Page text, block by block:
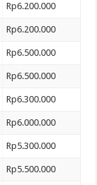
Rp6.200.000
Rp6.200.000
Rp6.500.000
Rp6.500.000
Rp6.300.000
Rp6.000.000
Rp5.300.000
Rp5.500.000